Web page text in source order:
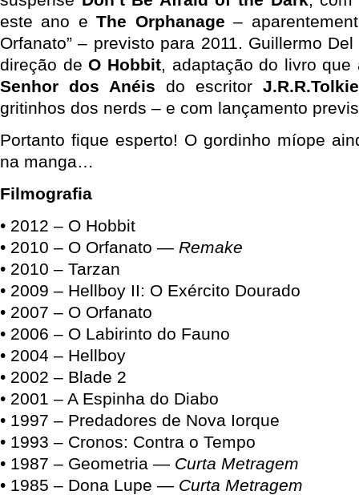
este ano eThe Orphanage –
Orfanato” – previsto para 2011. Guillermo
direção deO Hobbit, adaptação do livro
Senhor dos Anéis do escritor
gritinhos dos nerds – e com lançamento
Portanto fique esperto! O gordinho míope
na manga…
Filmografia
• 2012 – O Hobbit
• 2010 – O Orfanato — Remake
• 2010 – Tarzan
• 2009 – Hellboy II: O Exército Dourado
• 2007 – O Orfanato
• 2006 – O Labirinto do Fauno
• 2004 – Hellboy
• 2002 – Blade 2
• 2001 – A Espinha do Diabo
• 1997 – Predadores de Nova Iorque
• 1993 – Cronos: Contra o Tempo
• 1987 – Geometria — Curta Metragem
• 1985 – Dona Lupe — Curta Metragem